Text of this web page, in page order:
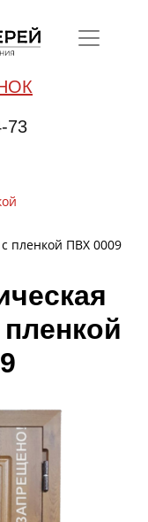
73
пленкой ПВХ 0009